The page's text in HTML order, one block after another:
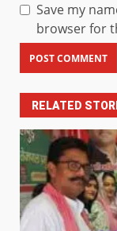
Save my
browser for
RELATED